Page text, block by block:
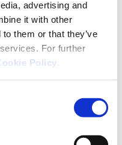
advertising and
it with other
them or that they’ve
For further
Policy.
ed esplorerà
che potrebbero
ad esso.
specifico
degli